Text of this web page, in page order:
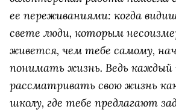
ее переживаниями: когда
свете люди, которым
живется, чем тебе самому,
понимать жизнь. Ведь каждый
рассматривать свою жизнь как
школу, где тебе предлагают